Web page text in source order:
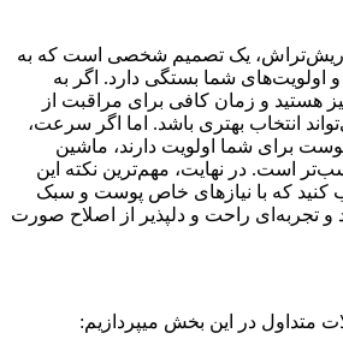
ریش‌تراش، یک تصمیم شخصی است که به
شما بستگی دارد. اگر به
هستید و زمان کافی برای مراقبت از
انتخاب بهتری باشد. اما اگر سرعت،
برای شما اولویت دارند، ماشین
است. در نهایت، مهم‌ترین نکته این
کنید که با نیازهای خاص پوست و سبک
تجربه‌ای راحت و دلپذیر از اصلاح صورت
متداول در این بخش میپردازیم: